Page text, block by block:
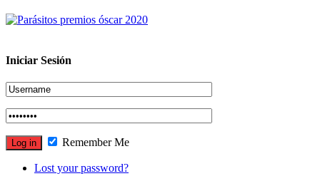
Iniciar Sesión
Remember Me
Lost your password?